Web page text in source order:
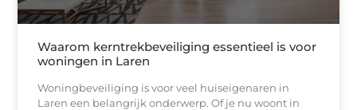
Waarom kerntrekbeveiliging essentieel is voor
woningen in Laren
Woningbeveiliging is voor veel huiseigenaren in
Laren een belangrijk onderwerp. Of je nu woont in